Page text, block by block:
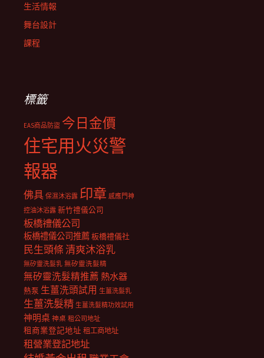
生活情報
舞台設計
課程
標籤
EAS商品防盜 今日金價
住宅用火災警
報器
佛具 保濕沐浴露 印章 感應門神
控油沐浴露 新竹禮儀公司
板橋禮儀公司
板橋禮儀公司推薦板橋禮儀社
民生頭條清爽沐浴乳
無矽靈洗髮乳 無矽靈洗髮精
無矽靈洗髮精推薦 熱水器
熱泵 生薑洗頭試用 生薑洗髮乳
生薑洗髮精 生薑洗髮精功效試用
神明桌 神桌 租公司地址
租商業登記地址 租工商地址
租營業登記地址